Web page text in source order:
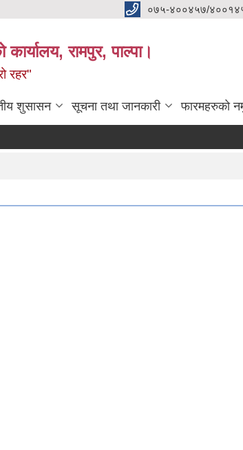
०७५-४००४५७/
रामपुर, पाल्पा।
रहर"
शुसासन सूचना तथा जानकारी फारमहरुको